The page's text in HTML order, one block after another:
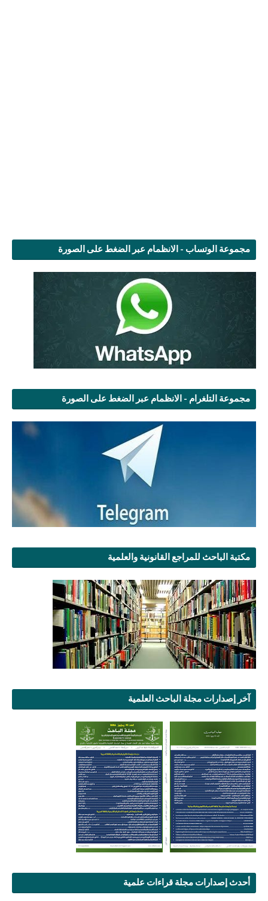
مجموعة الوتساب - الانظمام عبر الضغط على الصورة
مجموعة التلغرام - الانظمام عبر الضغط على الصورة
مكتبة الباحث للمراجع القانونية والعلمية
آخر إصدارات مجلة الباحث العلمية
أحدث إصدارات مجلة قراءات علمية